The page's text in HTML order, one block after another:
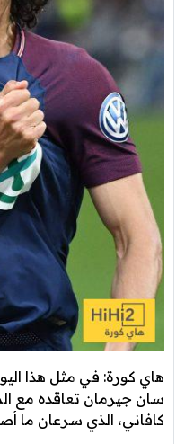
سان جيرمان تعاقده مع
كافاني، الذي سرعان ما